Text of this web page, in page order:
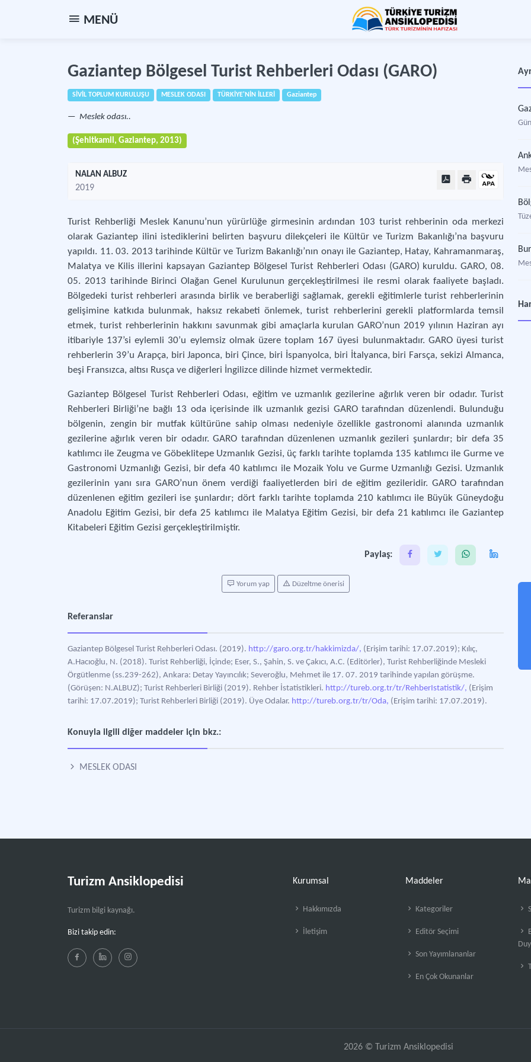
MENÜ
Gaziantep Bölgesel Turist Rehberleri Odası (GARO)
SİVİL TOPLUM KURULUŞU MESLEK ODASI TÜRKİYE'NİN İLLERİ Gaziantep
Meslek odası..
(Şehitkamil, Gaziantep, 2013)
NALAN ALBUZ
2019
Turist Rehberliği Meslek Kanunu’nun yürürlüğe girmesinin ardından 103 turist rehberinin oda merkezi
olarak Gaziantep ilini istediklerini belirten başvuru dilekçeleri ile Kültür ve Turizm Bakanlığı’na başvuru
yapıldı. 11. 03. 2013 tarihinde Kültür ve Turizm Bakanlığı’nın onayı ile Gaziantep, Hatay, Kahramanmaraş,
Malatya ve Kilis illerini kapsayan Gaziantep Bölgesel Turist Rehberleri Odası (GARO) kuruldu. GARO, 08.
05. 2013 tarihinde Birinci Olağan Genel Kurulunun gerçekleştirilmesi ile resmi olarak faaliyete başladı.
Bölgedeki turist rehberleri arasında birlik ve beraberliği sağlamak, gerekli eğitimlerle turist rehberlerinin
gelişimine katkıda bulunmak, haksız rekabeti önlemek, turist rehberlerini gerekli platformlarda temsil
etmek, turist rehberlerinin hakkını savunmak gibi amaçlarla kurulan GARO’nun 2019 yılının Haziran ayı
itibariyle 137’si eylemli 30’u eylemsiz olmak üzere toplam 167 üyesi bulunmaktadır. GARO üyesi turist
rehberlerin 39’u Arapça, biri Japonca, biri Çince, biri İspanyolca, biri İtalyanca, biri Farsça, sekizi Almanca,
beşi Fransızca, altısı Rusça ve diğerleri İngilizce dilinde hizmet vermektedir.
Gaziantep Bölgesel Turist Rehberleri Odası, eğitim ve uzmanlık gezilerine ağırlık veren bir odadır. Turist
Rehberleri Birliği’ne bağlı 13 oda içerisinde ilk uzmanlık gezisi GARO tarafından düzenlendi. Bulunduğu
bölgenin, zengin bir mutfak kültürüne sahip olması nedeniyle özellikle gastronomi alanında uzmanlık
gezilerine ağırlık veren bir odadır. GARO tarafından düzenlenen uzmanlık gezileri şunlardır; bir defa 35
katılımcı ile Zeugma ve Göbeklitepe Uzmanlık Gezisi, üç farklı tarihte toplamda 135 katılımcı ile Gurme ve
Gastronomi Uzmanlığı Gezisi, bir defa 40 katılımcı ile Mozaik Yolu ve Gurme Uzmanlığı Gezisi. Uzmanlık
gezilerinin yanı sıra GARO’nun önem verdiği faaliyetlerden biri de eğitim gezileridir. GARO tarafından
düzenlenen eğitim gezileri ise şunlardır; dört farklı tarihte toplamda 210 katılımcı ile Büyük Güneydoğu
Anadolu Eğitim Gezisi, bir defa 25 katılımcı ile Malatya Eğitim Gezisi, bir defa 21 katılımcı ile Gaziantep
Kitabeleri Eğitim Gezisi gerçekleştirilmiştir.
Paylaş:
Yorum yap Düzeltme önerisi
Referanslar
Gaziantep Bölgesel Turist Rehberleri Odası. (2019). http://garo.org.tr/hakkimizda/, (Erişim tarihi: 17.07.2019); Kılıç,
A.Hacıoğlu, N. (2018). Turist Rehberliği, İçinde; Eser, S., Şahin, S. ve Çakıcı, A.C. (Editörler), Turist Rehberliğinde Mesleki
Örgütlenme (ss.239-262), Ankara: Detay Yayıncılık; Severoğlu, Mehmet ile 17. 07. 2019 tarihinde yapılan görüşme.
(Görüşen: N.ALBUZ); Turist Rehberleri Birliği (2019). Rehber İstatistikleri. http://tureb.org.tr/tr/RehberIstatistik/, (Erişim
tarihi: 17.07.2019); Turist Rehberleri Birliği (2019). Üye Odalar. http://tureb.org.tr/tr/Oda, (Erişim tarihi: 17.07.2019).
Konuyla ilgili diğer maddeler için bkz.:
MESLEK ODASI
Turizm Ansiklopedisi
Turizm bilgi kaynağı.
Bizi takip edin:
Kurumsal
Hakkımızda
İletişim
Maddeler
Kategoriler
Editör Seçimi
Son Yayımlananlar
En Çok Okunanlar
2026 © Turizm Ansiklopedisi